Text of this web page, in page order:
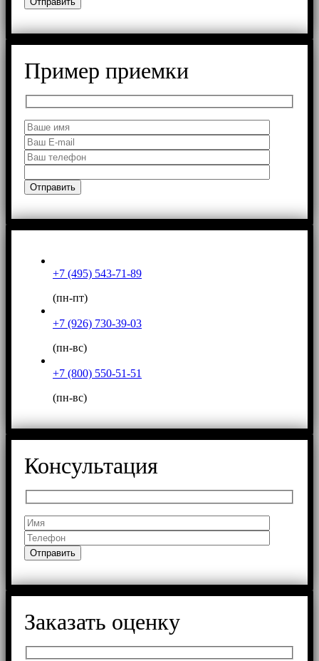
Пример приемки
+7 (495) 543-71-89
(пн-пт)
+7 (926) 730-39-03
(пн-вс)
+7 (800) 550-51-51
(пн-вс)
Консультация
Заказать оценку